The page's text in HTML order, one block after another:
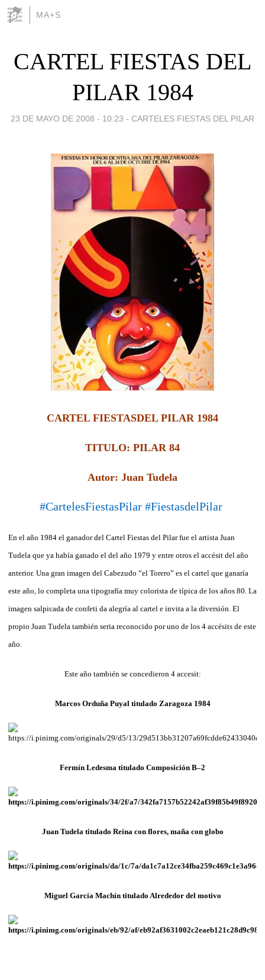
MA+S
CARTEL FIESTAS DEL
PILAR 1984
23 DE MAYO DE 2008 - 10:23 - CARTELES FIESTAS DEL PILAR
CARTEL FIESTASDEL PILAR 1984
TITULO: PILAR 84
Autor: Juan Tudela
#CartelesFiestasPilar #FiestasdelPilar
En el año 1984 el ganador del Cartel Fiestas del Pilar fue el artista Juan
Tudela que ya había ganado el del año 1979 y entre otros el accésit del año
anterior. Una gran imagen del Cabezudo “el Torero” es el cartel que ganaría
este año, lo completa una tipografía muy colorista de típica de los años 80. La
imagen salpicada de confeti da alegría al cartel e invita a la diversión. El
propio Juan Tudela también seria reconocido por uno de los 4 accésits de este
año.
Este año también se concedieron 4 accesit:
Marcos Orduña Puyal titulado Zaragoza 1984
Fermín Ledesma titulado Composición B–2
Juan Tudela titulado Reina con flores, maña con globo
Miguel García Machín titulado Alrededor del motivo